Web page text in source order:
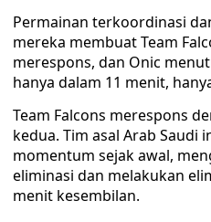
Permainan terkoordinasi
mereka membuat Team
merespons, dan Onic
hanya dalam 11 menit,
Team Falcons merespons
kedua. Tim asal Arab Saudi
momentum sejak awal,
eliminasi dan melakukan
menit kesembilan.